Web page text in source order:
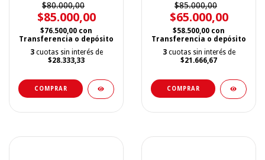
$80.000,00
$85.000,00
$76.500,00 con
Transferencia o depósito
3 cuotas sin interés de
$28.333,33
COMPRAR
$85.000,00
$65.000,00
$58.500,00 con
Transferencia o depósito
3 cuotas sin interés de
$21.666,67
COMPRAR